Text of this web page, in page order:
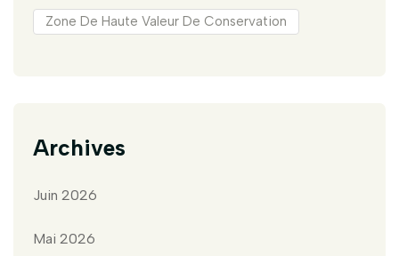
Zone De Haute Valeur De Conservation
Archives
Juin 2026
Mai 2026